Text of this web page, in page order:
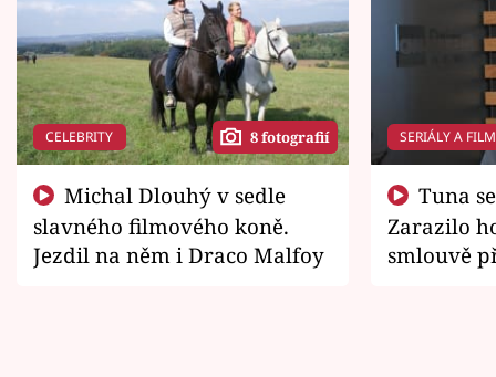
CELEBRITY 8 fotografií
slavného filmového koně.
Jezdil na něm i Draco Malfoy
SERIÁLY A
Zarazilo
smlouvě